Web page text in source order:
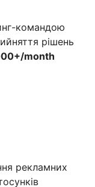
командою
рішень
month
рекламних